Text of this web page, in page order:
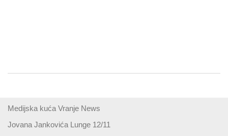
Medijska kuća Vranje News
Jovana Jankovića Lunge 12/11